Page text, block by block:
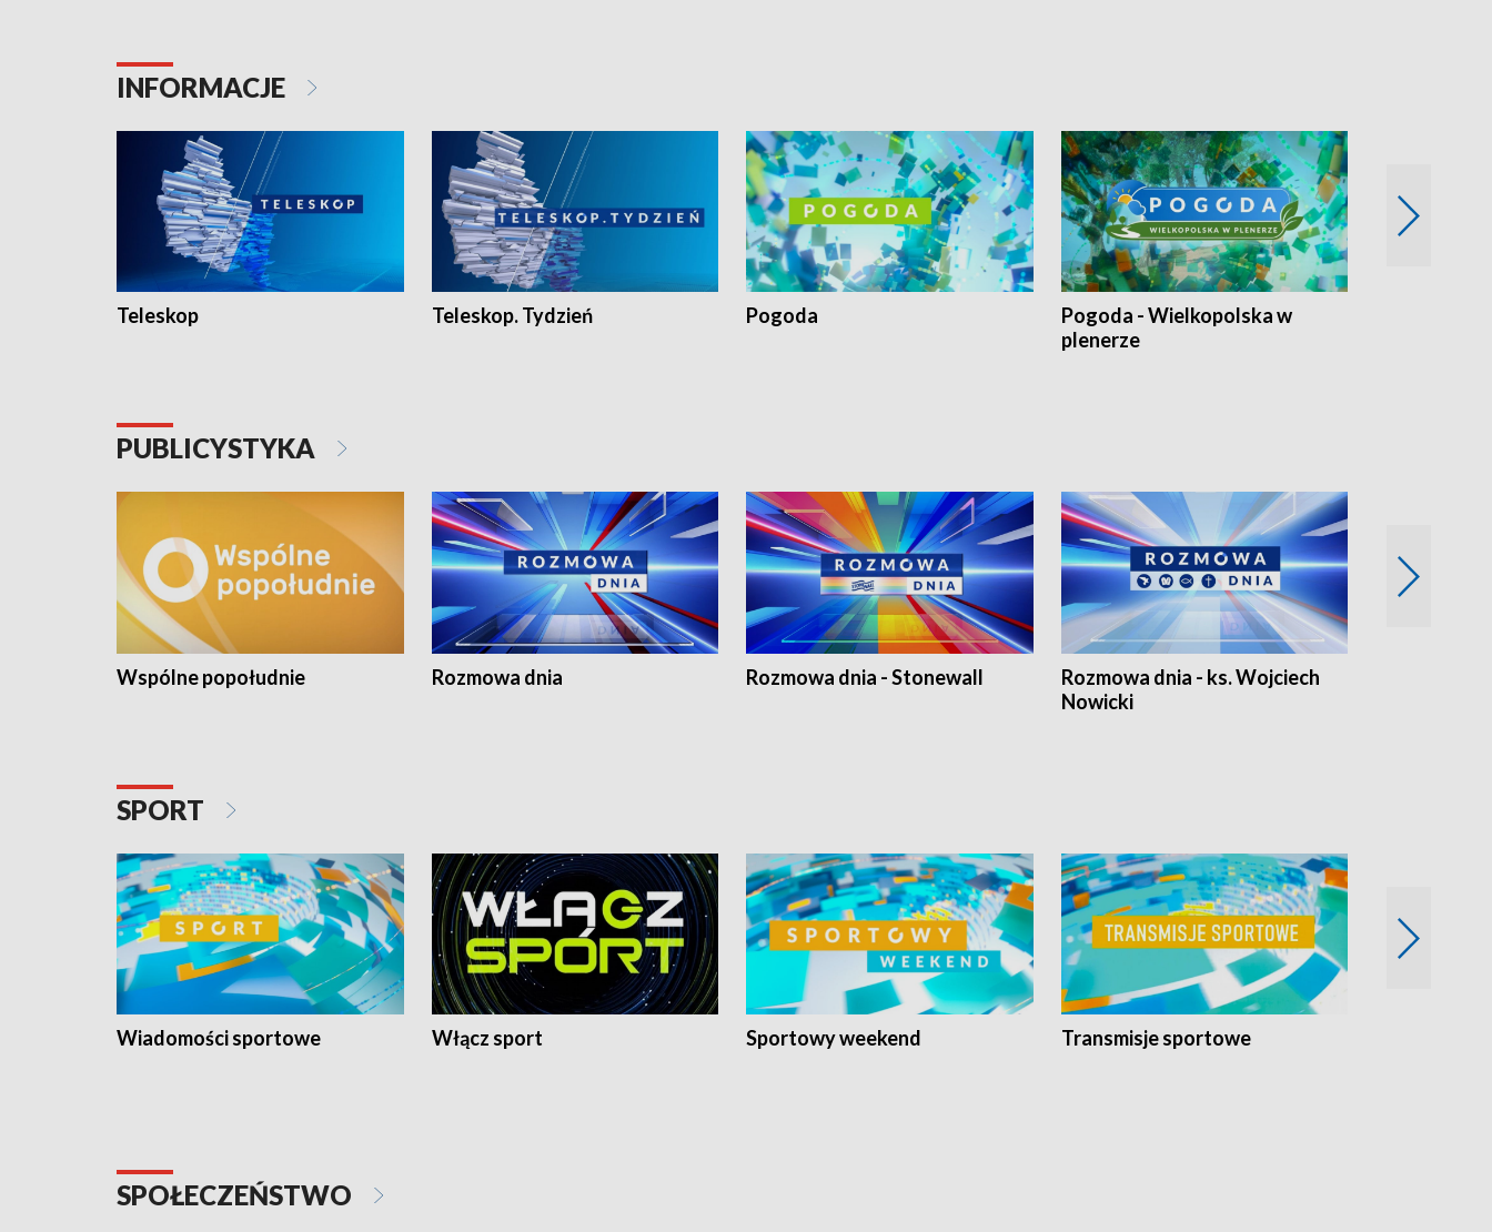
INFORMACJE
Teleskop Teleskop. Tydzień Pogoda
Pogoda - Wielkopolska w
plenerze
PUBLICYSTYKA
Wspólne popołudnie Rozmowa dnia Rozmowa dnia - Stonewall
Rozmowa dnia - ks. Wojciech
Nowicki
SPORT
Wiadomości sportowe Włącz sport Sportowy weekend Transmisje sportowe
SPOŁECZEŃSTWO